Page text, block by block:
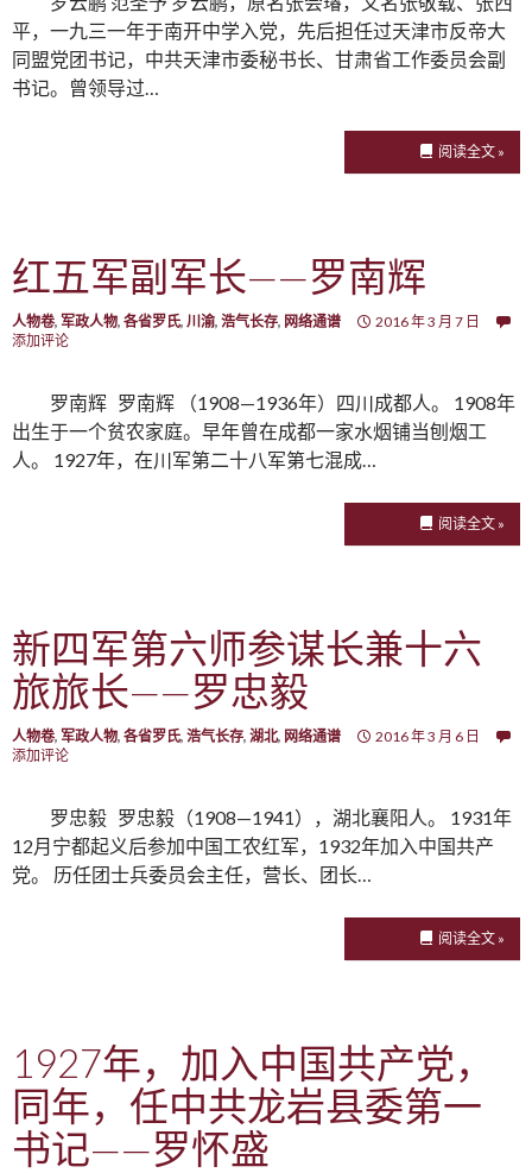
平，一九三一年于南开中学入党，先后担任过天津市反帝大
同盟党团书记，中共天津市委秘书长、甘肃省工作委员会副
书记。曾领导过…
阅读全文 »
红五军副军长——罗南辉
人物卷, 军政人物, 各省罗氏, 川渝, 浩气长存, 网络通谱
2016 年 3 月 7 日
添加评论
罗南辉 罗南辉 （1908—1936年）四川成都人。 1908年
出生于一个贫农家庭。早年曾在成都一家水烟铺当刨烟工
人。 1927年，在川军第二十八军第七混成…
阅读全文 »
新四军第六师参谋长兼十六
旅旅长——罗忠毅
人物卷, 军政人物, 各省罗氏, 浩气长存, 湖北, 网络通谱
2016 年 3 月 6 日
添加评论
罗忠毅 罗忠毅（1908—1941），湖北襄阳人。 1931年
12月宁都起义后参加中国工农红军，1932年加入中国共产
党。 历任团士兵委员会主任，营长、团长…
阅读全文 »
1927年，加入中国共产党，
同年，任中共龙岩县委第一
书记——罗怀盛